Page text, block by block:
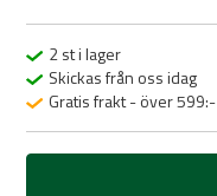
2 st i lager
Skickas från oss idag
Gratis frakt - över 599:-